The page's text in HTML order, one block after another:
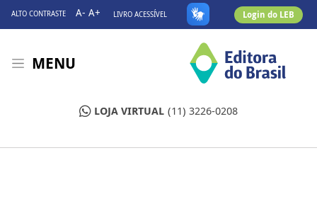
ALTO CONTRASTE A- A+ LIVRO ACESSÍVEL Login do LEB
MENU
LOJA VIRTUAL (11) 3226-0208